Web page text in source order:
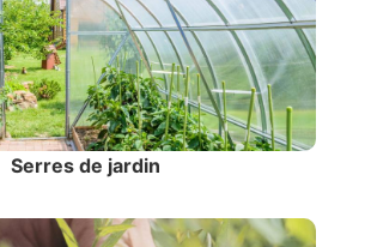
Serres de jardin